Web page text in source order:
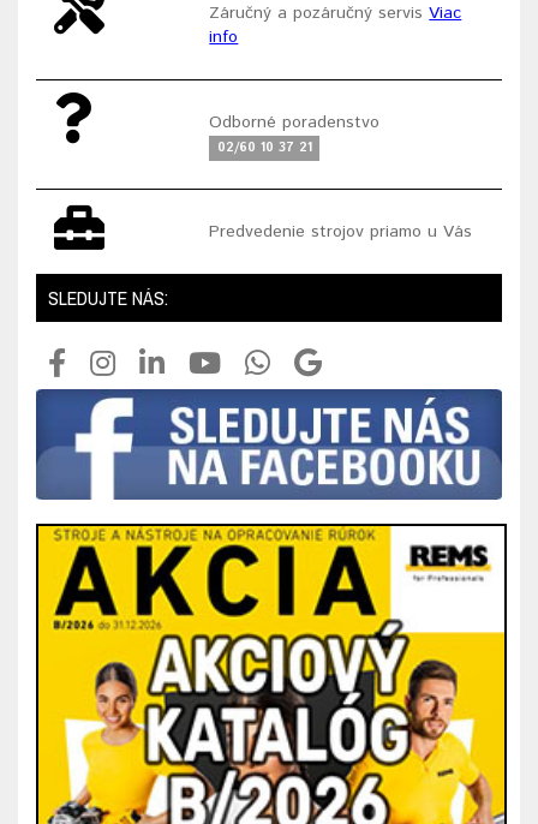
Záručný a pozáručný servisViac
info
Odborné poradenstvo
02/60 10 37 21
Predvedenie strojov priamo u Vás
SLEDUJTE NÁS: